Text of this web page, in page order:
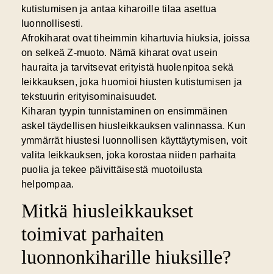
kutistumisen ja antaa kiharoille tilaa asettua
luonnollisesti.
Afrokiharat ovat tiheimmin kihartuvia hiuksia, joissa
on selkeä Z-muoto. Nämä kiharat ovat usein
hauraita ja tarvitsevat erityistä huolenpitoa sekä
leikkauksen, joka huomioi hiusten kutistumisen ja
tekstuurin erityisominaisuudet.
Kiharan tyypin tunnistaminen on ensimmäinen
askel täydellisen hiusleikkauksen valinnassa. Kun
ymmärrät hiustesi luonnollisen käyttäytymisen, voit
valita leikkauksen, joka korostaa niiden parhaita
puolia ja tekee päivittäisestä muotoilusta
helpompaa.
Mitkä hiusleikkaukset
toimivat parhaiten
luonnonkiharille hiuksille?